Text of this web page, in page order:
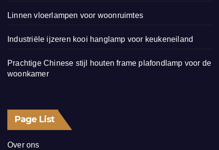
Linnen vloerlampen voor woonruimtes
Industriële ijzeren kooi hanglamp voor keukeneiland
Prachtige Chinese stijl houten frame plafondlamp voor de
woonkamer
Page List
Over ons